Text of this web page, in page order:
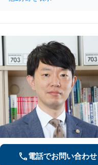
電話でお問い合わせ